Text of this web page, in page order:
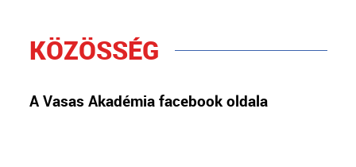
KÖZÖSSÉG
A Vasas Akadémia facebook oldala